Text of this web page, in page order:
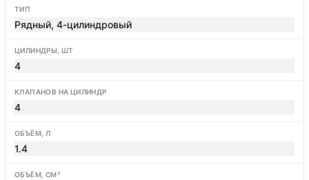
ТИП
Рядный, 4-цилиндровый
ЦИЛИНДРЫ, ШТ
4
КЛАПАНОВ НА ЦИЛИНДР
4
ОБЪЁМ, Л
1.4
ОБЪЁМ, СМ³